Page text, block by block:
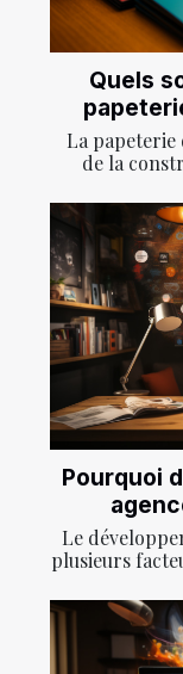
Quels
La
de la
Pourquoi
Le
plusieurs